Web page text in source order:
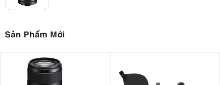
Lens Sigma 28-70mm F2.8 DG DN sở hữu thiết kế quang học tiên
hai thấu kính SLD tán xạ thấp, cùng ba thấu kính phi cầu giúp giảm
thiện và màu sắc chính xác hơn.
Ống kính cũng được trang bị lớp phủ Super Multi-Layer và lớp phủ
Nano Porous, giúp kiểm soát hiệu quả hiện tượng lóa sáng, mang
Sản Phẩm Mới